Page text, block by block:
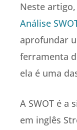
Neste
Análise
aprofundar
ferramenta
ela é uma
A SWOT é a
em inglês